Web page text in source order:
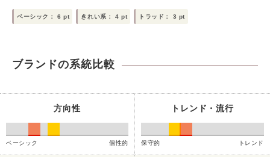
ベーシック：6pt きれい系： 4 pt トラッド： 3 pt
ブランドの系統比較
方向性
ベーシック 個性的
トレンド・流行
保守的 トレンド